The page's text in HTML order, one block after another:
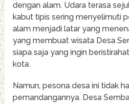
dengan alam. Udara terasa
kabut tipis sering menyelimuti
alam menjadi latar yang
yang membuat wisata Desa
siapa saja yang ingin
kota.
Namun, pesona desa ini tidak
pemandangannya. Desa